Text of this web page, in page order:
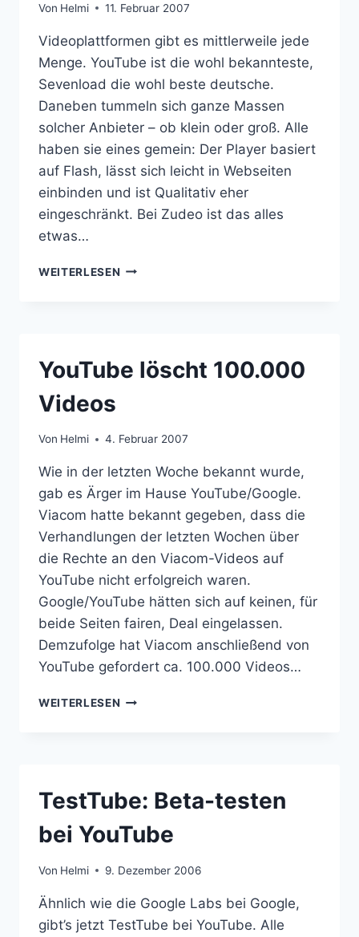
Von Helmi 11. Februar 2007
Videoplattformen gibt es mittlerweile jede
Menge. YouTube ist die wohl bekannteste,
Sevenload die wohl beste deutsche.
Daneben tummeln sich ganze Massen
solcher Anbieter – ob klein oder groß. Alle
haben sie eines gemein: Der Player basiert
auf Flash, lässt sich leicht in Webseiten
einbinden und ist Qualitativ eher
eingeschränkt. Bei Zudeo ist das alles
etwas…
WEITERLESEN HIGH-
YouTube löscht 100.000
Videos
Von Helmi 4. Februar 2007
Wie in der letzten Woche bekannt wurde,
gab es Ärger im Hause YouTube/Google.
Viacom hatte bekannt gegeben, dass die
Verhandlungen der letzten Wochen über
die Rechte an den Viacom-Videos auf
YouTube nicht erfolgreich waren.
Google/YouTube hätten sich auf keinen, für
beide Seiten fairen, Deal eingelassen.
Demzufolge hat Viacom anschließend von
YouTube gefordert ca. 100.000 Videos…
WEITERLESEN YOUTUBE
TestTube: Beta-testen
bei YouTube
Von Helmi 9. Dezember 2006
Ähnlich wie die Google Labs bei Google,
gibt’s jetzt TestTube bei YouTube. Alle